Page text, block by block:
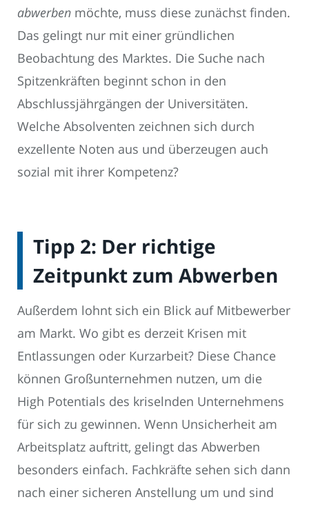
abwerben möchte, muss diese zunächst finden.
Das gelingt nur mit einer gründlichen
Beobachtung des Marktes. Die Suche nach
Spitzenkräften beginnt schon in den
Abschlussjährgängen der Universitäten.
Welche Absolventen zeichnen sich durch
exzellente Noten aus und überzeugen auch
sozial mit ihrer Kompetenz?
Tipp 2: Der richtige
Zeitpunkt zum Abwerben
Außerdem lohnt sich ein Blick auf Mitbewerber
am Markt. Wo gibt es derzeit Krisen mit
Entlassungen oder Kurzarbeit? Diese Chance
können Großunternehmen nutzen, um die
High Potentials des kriselnden Unternehmens
für sich zu gewinnen. Wenn Unsicherheit am
Arbeitsplatz auftritt, gelingt das Abwerben
besonders einfach. Fachkräfte sehen sich dann
nach einer sicheren Anstellung um und sind